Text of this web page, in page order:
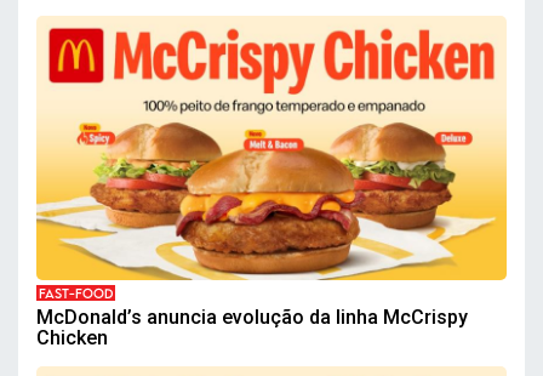
FAST-FOOD
McDonald’s anuncia evolução da linha McCrispy
Chicken